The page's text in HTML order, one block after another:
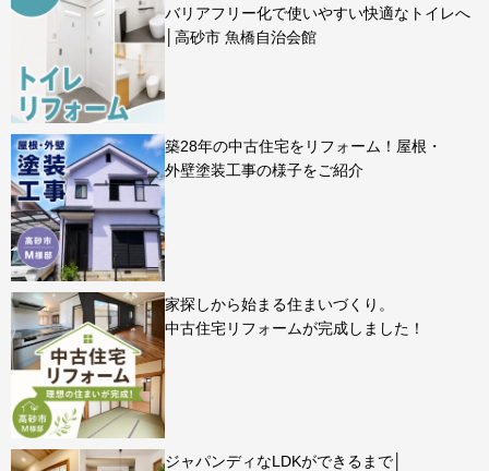
バリアフリー化で使いやすい快適なトイレへ
│高砂市 魚橋自治会館
築28年の中古住宅をリフォーム！屋根・
外壁塗装工事の様子をご紹介
家探しから始まる住まいづくり。
中古住宅リフォームが完成しました！
ジャパンディなLDKができるまで│